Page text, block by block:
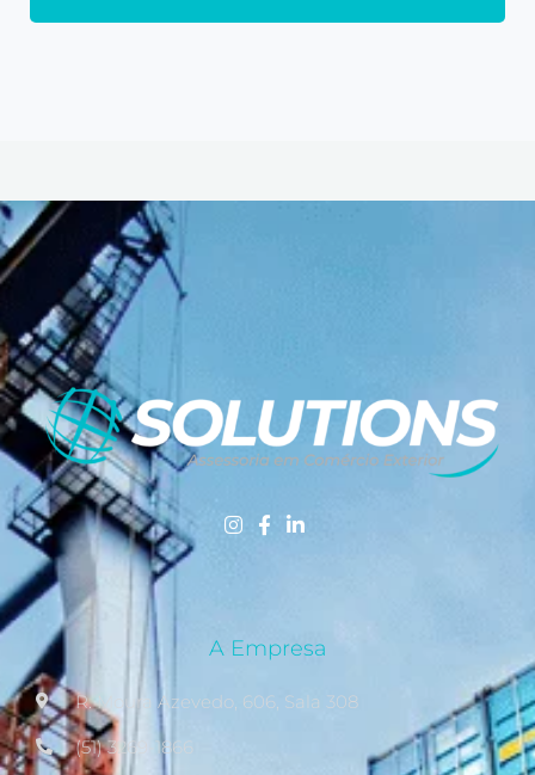
A Empresa
R. Moura Azevedo, 606, Sala 308
(51) 3269-1866